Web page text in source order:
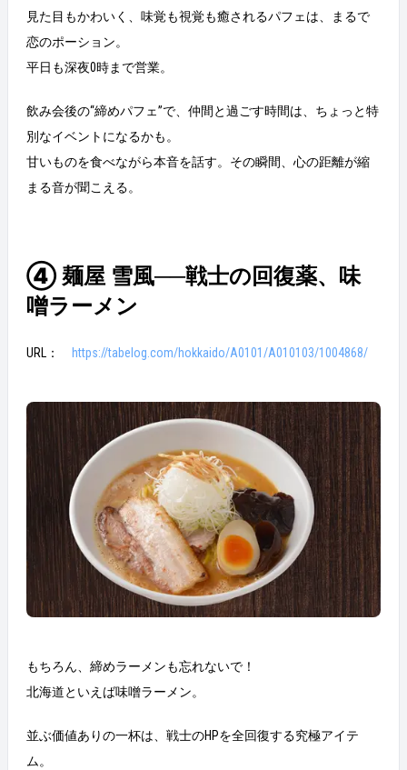
見た目もかわいく、味覚も視覚も癒されるパフェは、まるで
恋のポーション。
平日も深夜0時まで営業。
飲み会後の“締めパフェ”で、仲間と過ごす時間は、ちょっと特
別なイベントになるかも。
甘いものを食べながら本音を話す。その瞬間、心の距離が縮
まる音が聞こえる。
④ 麺屋 雪風──戦士の回復薬、味
噌ラーメン
URL： https://tabelog.com/hokkaido/A0101/A010103/1004868/
もちろん、締めラーメンも忘れないで！
北海道といえば味噌ラーメン。
並ぶ価値ありの一杯は、戦士のHPを全回復する究極アイテ
ム。